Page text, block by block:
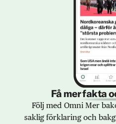
Få mer fakta
Följ med Omni Mer
saklig förklaring och